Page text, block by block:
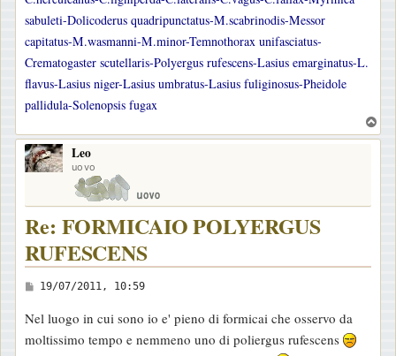
sabuleti-Dolicoderus quadripunctatus-M.scabrinodis-Messor
capitatus-M.wasmanni-M.minor-Temnothorax unifasciatus-
Crematogaster scutellaris-Polyergus rufescens-Lasius emarginatus-L.
flavus-Lasius niger-Lasius umbratus-Lasius fuliginosus-Pheidole
pallidula-Solenopsis fugax
o
Leo
uovo
Re: FORMICAIO POLYERGUS
RUFESCENS
M
s
s
19/07/2011, 10:59
Nel luogo in cui sono io e' pieno di formicai che osservo da
moltissimo tempo e nemmeno uno di poliergus rufescens